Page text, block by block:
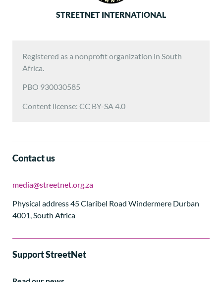
STREETNET INTERNATIONAL
Registered as a nonprofit organization in South
Africa.
PBO 930030585
Content license: CC BY-SA 4.0
Contact us
media@streetnet.org.za
Physical address 45 Claribel Road Windermere Durban
4001, South Africa
Support StreetNet